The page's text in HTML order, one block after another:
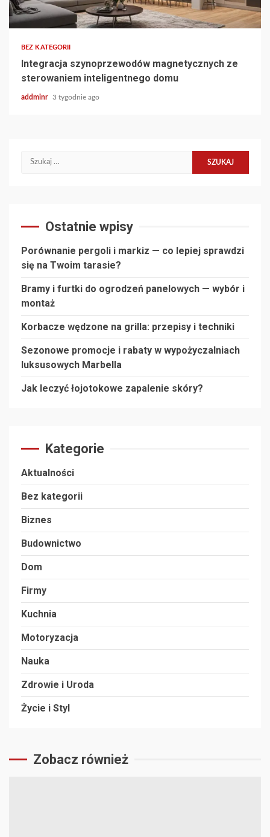
BEZ KATEGORII
Integracja szynoprzewodów magnetycznych ze
sterowaniem inteligentnego domu
addminr 3 tygodnie ago
Szukaj:
Ostatnie wpisy
Porównanie pergoli i markiz — co lepiej sprawdzi
się na Twoim tarasie?
Bramy i furtki do ogrodzeń panelowych — wybór i
montaż
Korbacze wędzone na grilla: przepisy i techniki
Sezonowe promocje i rabaty w wypożyczalniach
luksusowych Marbella
Jak leczyć łojotokowe zapalenie skóry?
Kategorie
Aktualności
Bez kategorii
Biznes
Budownictwo
Dom
Firmy
Kuchnia
Motoryzacja
Nauka
Zdrowie i Uroda
Życie i Styl
Zobacz również